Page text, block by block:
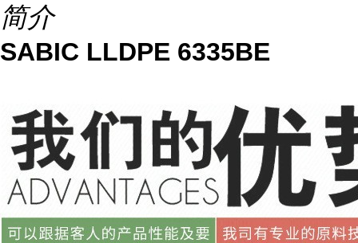
简介
SABIC LLDPE 6335BE